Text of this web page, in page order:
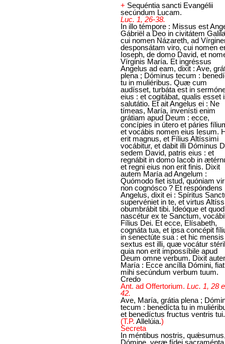
+ Sequéntia sancti Evangélii
secúndum Lucam.
Luc. 1, 26-38.
In illo témpore : Missus est
Gábriël a Deo in civitátem
cui nomen Názareth, ad
desponsátam viro, cui nomen
Ioseph, de domo David, et
Vírginis María. Et ingréssus
Angelus ad eam, dixit : Ave,
plena ; Dóminus tecum :
tu in muliéribus. Quæ cum
audísset, turbáta est in
eius : et cogitábat, qualis esset
salutátio. Et ait Angelus ei : Ne
tímeas, María, invenísti enim
grátiam apud Deum : ecce,
concípies in útero et páries
et vocábis nomen eius Iesum.
erit magnus, et Fílius Altíssimi
vocábitur, et dabit illi Dóminus
sedem David, patris eius : et
regnábit in domo Iacob in
et regni eius non erit finis. Dixit
autem María ad Angelum :
Quómodo fiet istud, quóniam
non cognósco ? Et respóndens
Angelus, dixit ei : Spíritus
supervéniet in te, et virtus
obumbrábit tibi. Ideóque et quod
nascétur ex te Sanctum,
Fílius Dei. Et ecce, Elísabeth,
cognáta tua, et ipsa concépit
in senectúte sua : et hic mensis
sextus est illi, quæ vocátur
quia non erit impossíbile apud
Deum omne verbum. Dixit
María : Ecce ancílla Dómini, fiat
mihi secúndum verbum tuum.
Credo
Ant. ad Offertorium. Luc. 1, 28
42.
Ave, María, grátia plena ;
tecum : benedícta tu in
et benedíctus fructus ventris tui.
(T.P. Allelúia.)
Secreta
In méntibus nostris,
Dómine, veræ fídei sacraménta